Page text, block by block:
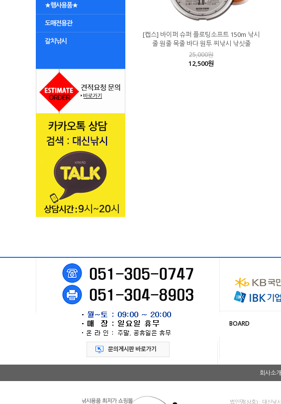
★행사용품★
도매전용관
갈치낚시
[캡스] 바이퍼 슈퍼 플로팅소프트 150m 낚시
줄 원줄 목줄 바다 원투 찌낚시 낚싯줄
25,000원
12,500원
BOARD
회사소개
법인명(상호) : 대신낚시